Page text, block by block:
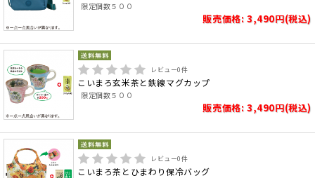
限定個数５００
販売価格: 3,490円(税込)
レビュー0件
こいまろ玄米茶と鉄線マグカップ
限定個数５００
販売価格: 3,490円(税込)
レビュー0件
こいまろ茶とひまわり保冷バッグ